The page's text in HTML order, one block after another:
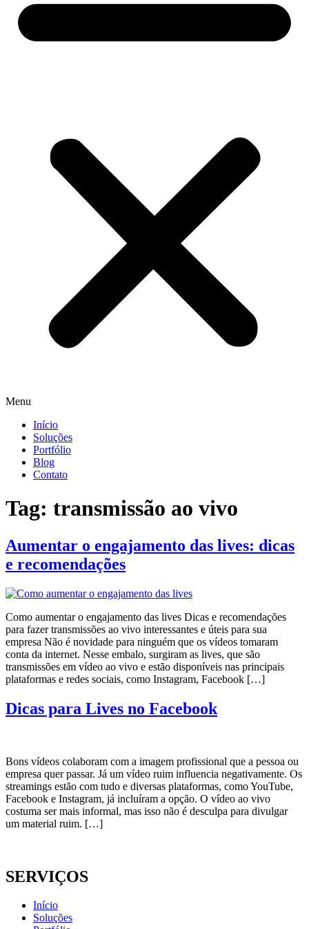
Menu
Início
Soluções
Portfólio
Blog
Contato
Tag: transmissão ao vivo
Aumentar o engajamento das lives: dicas
e recomendações
Como aumentar o engajamento das lives Dicas e recomendações
para fazer transmissões ao vivo interessantes e úteis para sua
empresa Não é novidade para ninguém que os vídeos tomaram
conta da internet. Nesse embalo, surgiram as lives, que são
transmissões em vídeo ao vivo e estão disponíveis nas principais
plataformas e redes sociais, como Instagram, Facebook […]
Dicas para Lives no Facebook
Bons vídeos colaboram com a imagem profissional que a pessoa ou
empresa quer passar. Já um vídeo ruim influencia negativamente. Os
streamings estão com tudo e diversas plataformas, como YouTube,
Facebook e Instagram, já incluíram a opção. O vídeo ao vivo
costuma ser mais informal, mas isso não é desculpa para divulgar
um material ruim. […]
SERVIÇOS
Início
Soluções